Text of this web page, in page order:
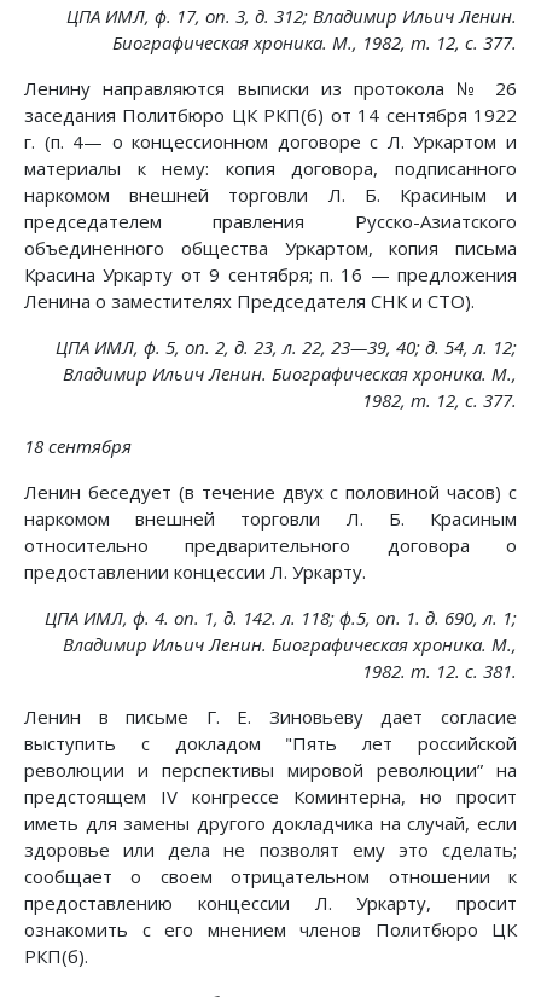
ЦПА ИМЛ, ф. 17, on. 3, д. 312; Владимир Ильич Ленин.
Биографическая хроника. М., 1982, т. 12, с. 377.
Ленину направляются выписки из протокола № 26
заседания Политбюро ЦК РКП(б) от 14 сентября 1922
г. (п. 4— о концессионном договоре с Л. Уркартом и
материалы к нему: копия договора, подписанного
наркомом внешней торговли Л. Б. Красиным и
председателем правления Русско-Азиатского
объединенного общества Уркартом, копия письма
Красина Уркарту от 9 сентября; п. 16 — предложения
Ленина о заместителях Председателя СНК и СТО).
ЦПА ИМЛ, ф. 5, on. 2, д. 23, л. 22, 23—39, 40; д. 54, л. 12;
Владимир Ильич Ленин. Биографическая хроника. М.,
1982, т. 12, с. 377.
18 сентября
Ленин беседует (в течение двух с половиной часов) с
наркомом внешней торговли Л. Б. Красиным
относительно предварительного договора о
предоставлении концессии Л. Уркарту.
ЦПА ИМЛ, ф. 4. on. 1, д. 142. л. 118; ф.5, on. 1. д. 690, л. 1;
Владимир Ильич Ленин. Биографическая хроника. М.,
1982. т. 12. с. 381.
Ленин в письме Г. Е. Зиновьеву дает согласие
выступить с докладом "Пять лет российской
революции и перспективы мировой революции” на
предстоящем IV конгрессе Коминтерна, но просит
иметь для замены другого докладчика на случай, если
здоровье или дела не позволят ему это сделать;
сообщает о своем отрицательном отношении к
предоставлению концессии Л. Уркарту, просит
ознакомить с его мнением членов Политбюро ЦК
РКП(б).